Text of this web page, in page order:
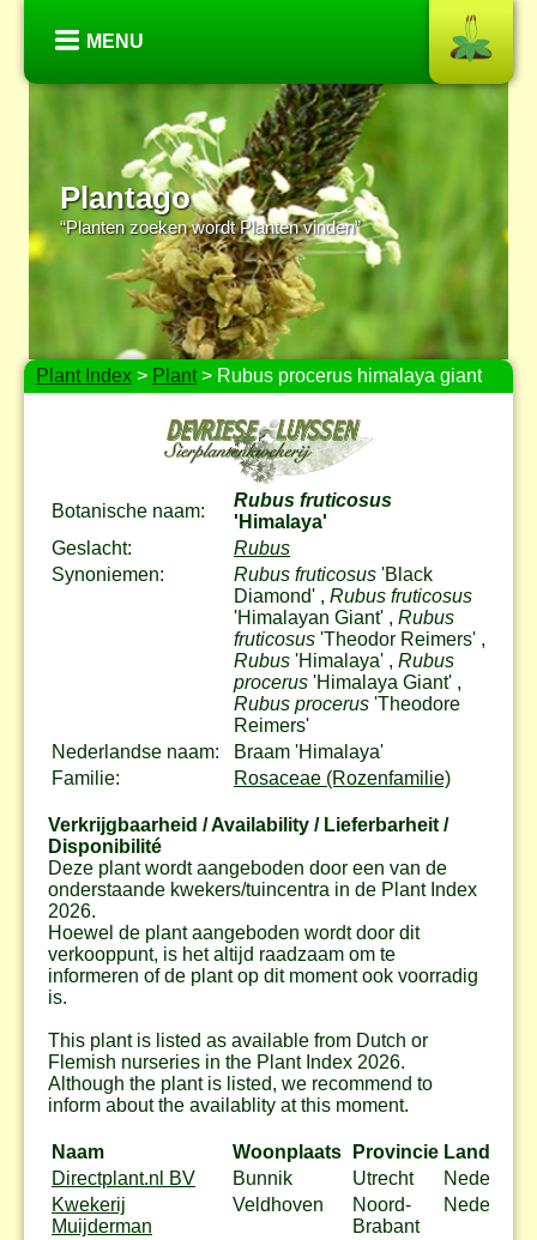
MENU
Plantago
“Planten zoeken wordt Planten vinden”
Plant Index > Plant> Rubus procerus himalaya giant
Botanische naam:
Rubus fruticosus
'Himalaya'
Geslacht:
Rubus
Synoniemen:
Rubus fruticosus 'Black
Diamond' , Rubus fruticosus
'Himalayan Giant' , Rubus
fruticosus 'Theodor Reimers' ,
Rubus 'Himalaya' , Rubus
procerus 'Himalaya Giant' ,
Rubus procerus 'Theodore
Reimers'
Nederlandse naam:
Braam 'Himalaya'
Familie:
Rosaceae (Rozenfamilie)
Verkrijgbaarheid / Availability / Lieferbarheit /
Disponibilité
Deze plant wordt aangeboden door een van de
onderstaande kwekers/tuincentra in de Plant Index
2026.
Hoewel de plant aangeboden wordt door dit
verkooppunt, is het altijd raadzaam om te
informeren of de plant op dit moment ook voorradig
is.
This plant is listed as available from Dutch or
Flemish nurseries in the Plant Index 2026.
Although the plant is listed, we recommend to
inform about the availablity at this moment.
Naam Woonplaats Provincie Land
Directplant.nl BV
Bunnik Utrecht
Nederland
Kwekerij
Muijderman
Veldhoven
Noord-
Brabant
Nederland